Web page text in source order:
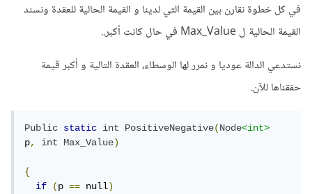
في كل خطوة نقارن بين القيمة التي لدينا و القيمة الحالية للعقدة ونسند
القيمة الحالية ل Max_Value في حال كانت أكبر..
نستدعي الدالة عوديا و نمرر لها الوسطاء، العقدة التالية و أكبر قيمة
حققناها للآن.
Public static int PositiveNegative(Node<int>
p, int Max_Value)
{
if
(p == null)